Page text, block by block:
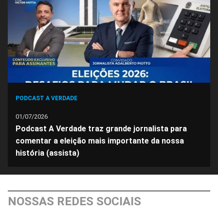
FacebookWhatsappTwitterMessengerTelegramGettr
PODCAST A VERDADE
01/07/2026
Podcast A Verdade traz grande jornalista para
comentar a eleição mais importante da nossa
história (assista)
NOSSAS REDES SOCIAIS